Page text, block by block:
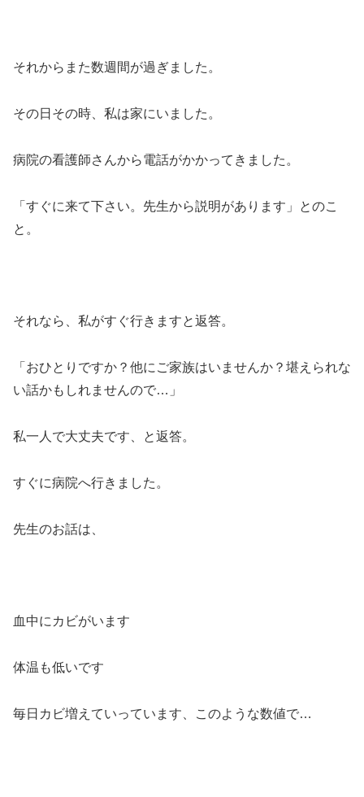
それからまた数週間が過ぎました。
その日その時、私は家にいました。
病院の看護師さんから電話がかかってきました。
「すぐに来て下さい。先生から説明があります」とのこ
と。
それなら、私がすぐ行きますと返答。
「おひとりですか？他にご家族はいませんか？堪えられな
い話かもしれませんので…」
私一人で大丈夫です、と返答。
すぐに病院へ行きました。
先生のお話は、
血中にカビがいます
体温も低いです
毎日カビ増えていっています、このような数値で…